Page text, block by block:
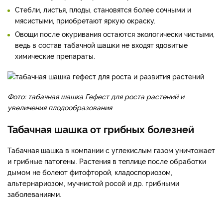
Стебли, листья, плоды, становятся более сочными и
мясистыми, приобретают яркую окраску.
Овощи после окуривания остаются экологически чистыми,
ведь в состав табачной шашки не входят ядовитые
химические препараты.
Фото: табачная шашка Гефест для роста растений и
увеличения плодообразования
Табачная шашка от грибных болезней
Табачная шашка в компании с углекислым газом уничтожает
и грибные патогены. Растения в теплице после обработки
дымом не болеют фитофторой, кладоспориозом,
альтернариозом, мучнистой росой и др. грибными
заболеваниями.